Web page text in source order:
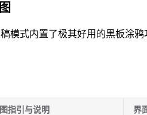
稿模式内置了极其好用的黑板涂
指引与说明 界